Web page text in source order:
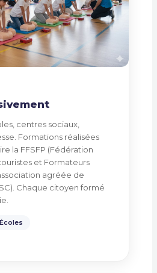
centres sociaux,
Formations réalisées
la FFSFP (Fédération
et Formateurs
agréée de
Chaque citoyen formé
Écoles